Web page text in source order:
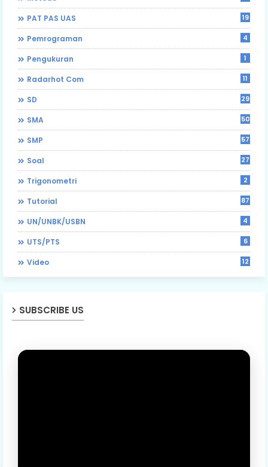
PAT PAS UAS 19
Pemrograman 4
Pengukuran 1
Radarhot Com 11
SD 29
SMA 50
SMP 57
Soal 27
Trigonometri 2
Tutorial 87
UN/UNBK/USBN 4
UTS/PTS 6
Video 12
SUBSCRIBE US